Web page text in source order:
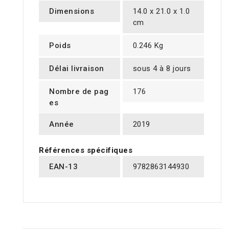
Dimensions
14.0 x 21.0 x 1.0
cm
Poids 0.246 Kg
Délai livraison sous 4 à 8 jours
Nombre de pag
es
176
Année 2019
Références spécifiques
EAN-13
9782863144930